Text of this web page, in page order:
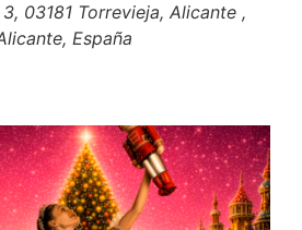
03181 Torrevieja, Alicante ,
España